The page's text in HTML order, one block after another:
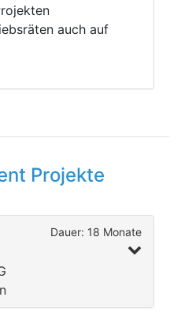
auch auf
Projekte
Dauer: 18 Monate